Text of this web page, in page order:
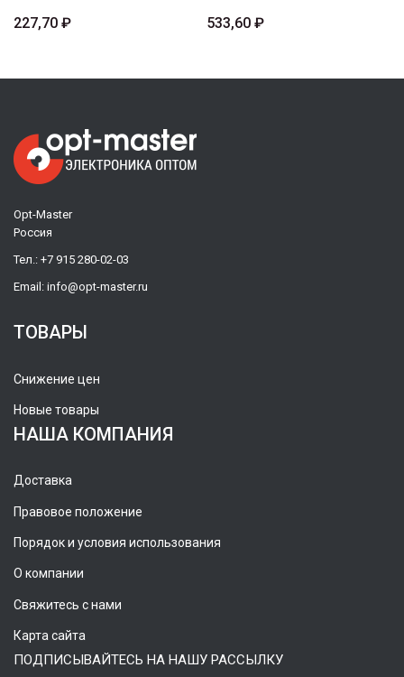
227,70 ₽
533,60 ₽
Opt-Master
Россия
Тел.: +7 915 280-02-03
Email: info@opt-master.ru
ТОВАРЫ
Снижение цен
Новые товары
НАША КОМПАНИЯ
Доставка
Правовое положение
Порядок и условия использования
О компании
Свяжитесь с нами
Карта сайта
ПОДПИСЫВАЙТЕСЬ НА НАШУ РАССЫЛКУ